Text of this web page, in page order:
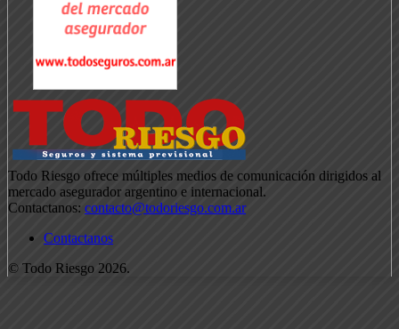
Todo Riesgo ofrece múltiples medios de comunicación dirigidos al
mercado asegurador argentino e internacional.
Contactanos: contacto@todoriesgo.com.ar
Contactanos
© Todo Riesgo 2026.